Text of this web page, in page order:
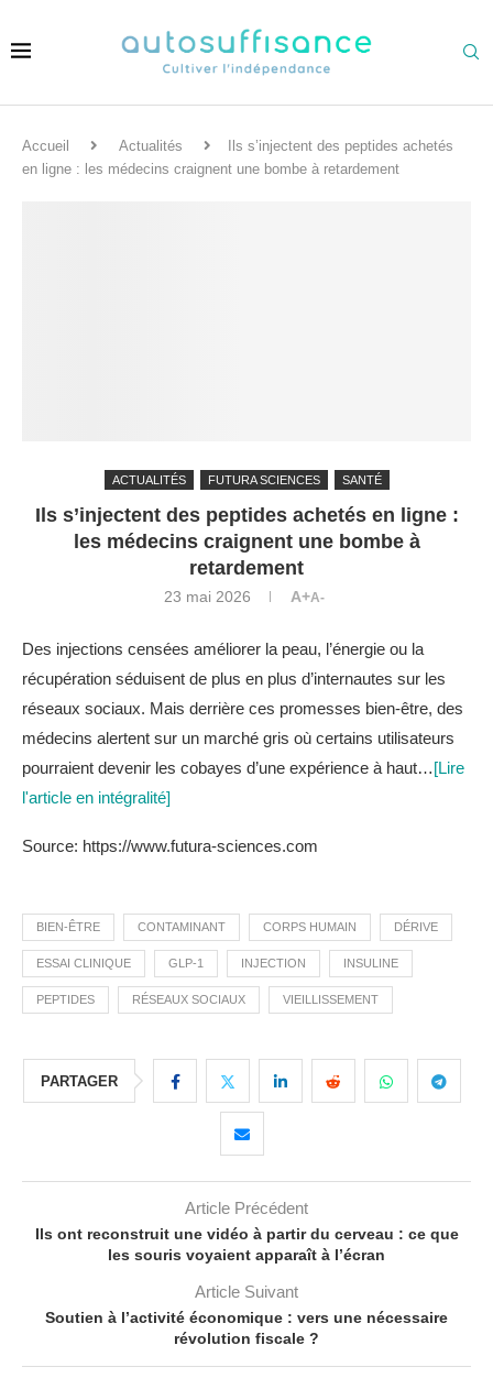
Accueil Actualités
Ils s’injectent des peptides achetés
en ligne : les médecins craignent une bombe à retardement
ACTUALITÉS FUTURA SCIENCES SANTÉ
Ils s’injectent des peptides achetés en ligne :
les médecins craignent une bombe à
retardement
23 mai 2026 A+A-
Des injections censées améliorer la peau, l’énergie ou la
récupération séduisent de plus en plus d’internautes sur les
réseaux sociaux. Mais derrière ces promesses bien-être, des
médecins alertent sur un marché gris où certains utilisateurs
pourraient devenir les cobayes d’une expérience à haut…[Lire
l'article en intégralité]
Source: https://www.futura-sciences.com
BIEN-ÊTRE CONTAMINANT CORPS HUMAIN DÉRIVE
ESSAI CLINIQUE GLP-1 INJECTION INSULINE
PEPTIDES RÉSEAUX SOCIAUX VIEILLISSEMENT
PARTAGER
Article Précédent
Ils ont reconstruit une vidéo à partir du cerveau : ce que
les souris voyaient apparaît à l’écran
Article Suivant
Soutien à l’activité économique : vers une nécessaire
révolution fiscale ?